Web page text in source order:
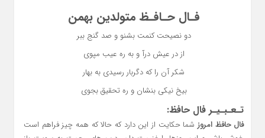
فـال حـافـظ متولدین بهمن
دو نصیحت کنمت بشنو و صد گنج ببر
از در عیش درآ و به ره عیب مپوی
شکر آن را که دگربار رسیدی به بهار
بیخ نیکی بنشان و ره تحقیق بجوی
تـعـبـیـر فال حافظ:
فال حافظ امروز شما حکایت از این دارد که حالا که همه چیز فراهم است